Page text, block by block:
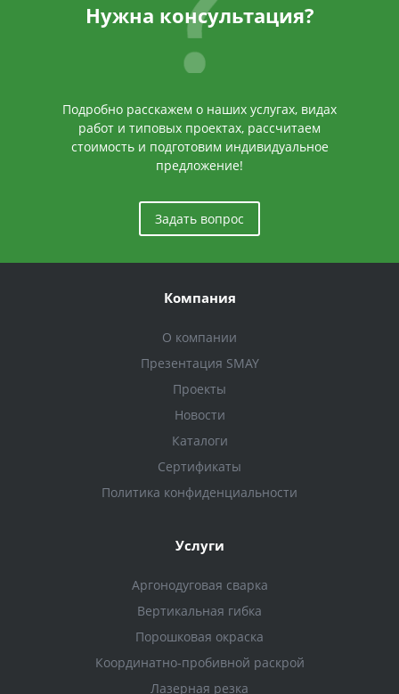
Нужна консультация?
Подробно расскажем о наших услугах, видах
работ и типовых проектах, рассчитаем
стоимость и подготовим индивидуальное
предложение!
Задать вопрос
Компания
О компании
Презентация SMAY
Проекты
Новости
Каталоги
Сертификаты
Политика конфиденциальности
Услуги
Аргонодуговая сварка
Вертикальная гибка
Порошковая окраска
Координатно-пробивной раскрой
Лазерная резка